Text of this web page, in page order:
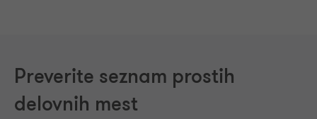
Preverite seznam prostih
delovnih mest